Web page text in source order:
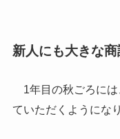
新人にも大きな
1年目の秋ごろには
ていただくようにな